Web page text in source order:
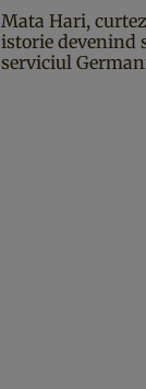
Mata Hari,
istorie devenind
serviciul